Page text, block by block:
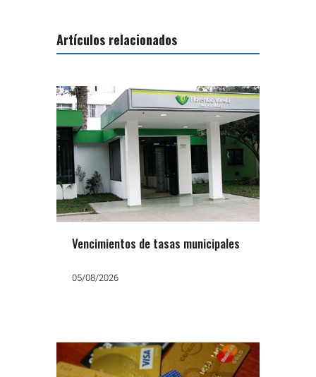
Artículos relacionados
Vencimientos de tasas municipales
05/08/2026